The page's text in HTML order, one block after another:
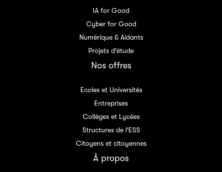
IA for Good
Cyber for Good
Numérique & Aidants
Projets d'étude
Nos offres
Ecoles et Universités
Entreprises
Collèges et Lycées
Structures de l'ESS
Citoyens et citoyennes
À propos